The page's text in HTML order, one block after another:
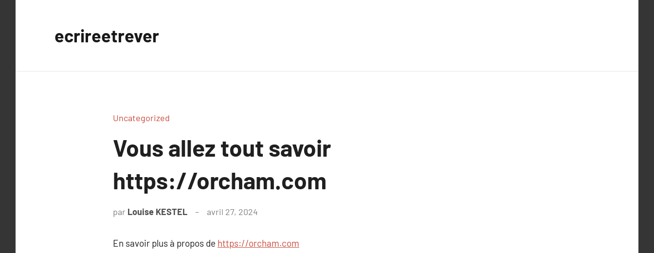
ecrireetrever
Uncategorized
Vous allez tout savoir
https://orcham.com
par Louise KESTEL avril 27, 2024
En savoir plus à propos de https://orcham.com